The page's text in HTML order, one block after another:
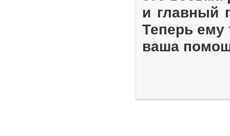
и главный
Теперь ему
ваша